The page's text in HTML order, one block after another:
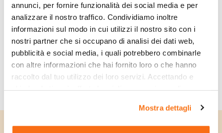
annunci, per fornire funzionalità dei social media e per
analizzare il nostro traffico. Condividiamo inoltre
informazioni sul modo in cui utilizzi il nostro sito con i
nostri partner che si occupano di analisi dei dati web,
pubblicità e social media, i quali potrebbero combinarle
con altre informazioni che hai fornito loro o che hanno
raccolto dal tuo utilizzo dei loro servizi. Accettando e
Mostra dettagli
Ago per penna da
insulina bd
microfine 31 gaue 5
mm 100 pezzi
18,15 € 28,00 €
Non Disponibile
BD Micro-Fine Aghi
31GX5mm per Penna
Insulina 100 pezzi
12,18 €